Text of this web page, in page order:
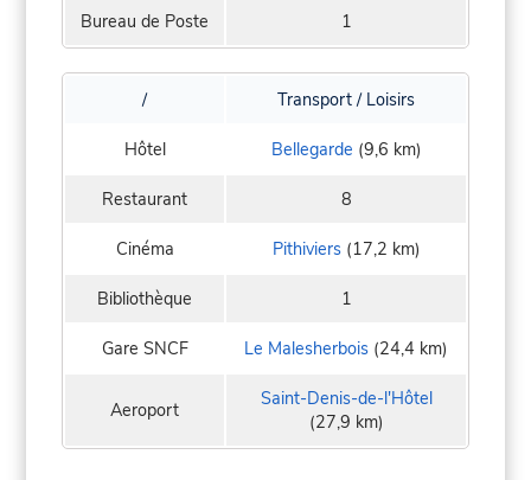
Bureau de Poste 1
/ Transport / Loisirs
Hôtel Bellegarde (9,6 km)
Restaurant 8
Cinéma Pithiviers(17,2 km)
Bibliothèque 1
Gare SNCF Le Malesherbois (24,4 km)
Aeroport
Saint-Denis-de-l'Hôtel
(27,9 km)